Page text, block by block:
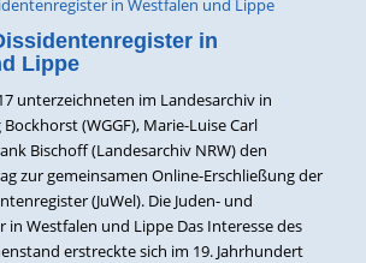
in
Lippe
unterzeichneten im Landesarchiv in
(WGGF), Marie-Luise Carl
Bischoff (Landesarchiv NRW) den
zur gemeinsamen Online-Erschließung der
(JuWel). Die Juden- und
in Westfalen und Lippe Das Interesse des
erstreckte sich im 19. Jahrhundert